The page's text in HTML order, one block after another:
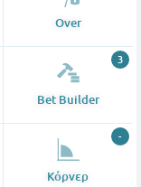
Over
Bet Builder
3
Κόρνερ
-